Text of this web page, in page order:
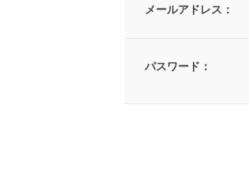
メールアドレス：
パスワード：